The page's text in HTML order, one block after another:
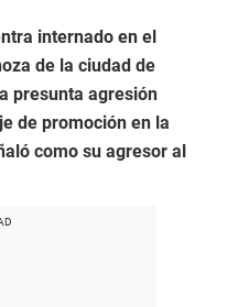
internado en el
de la ciudad de
presunta agresión
de promoción en la
como su agresor al